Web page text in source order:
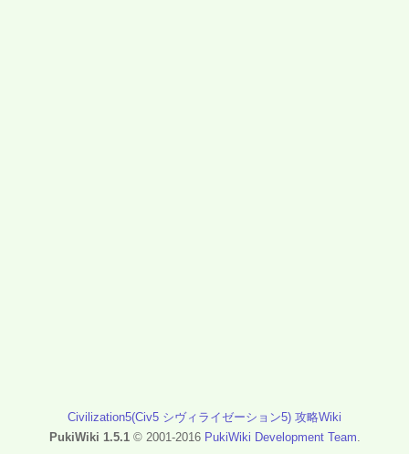
Civilization5(Civ5 シヴィライゼーション5) 攻略Wiki
PukiWiki 1.5.1© 2001-2016 PukiWiki Development Team.